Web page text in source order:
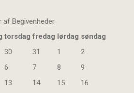
af Begivenheder
torsdag fredag lørdag søndag
30 31 1
2
6 7 8
9
13 14 15
16